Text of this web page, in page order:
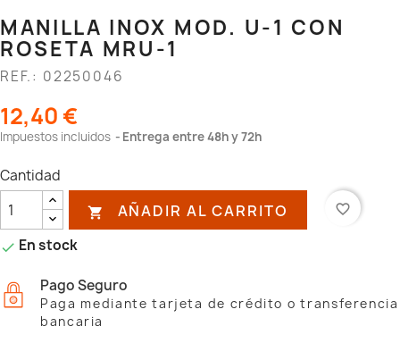
MANILLA INOX MOD. U-1 CON
ROSETA MRU-1
REF.: 02250046
12,40 €
Impuestos incluidos Entrega entre 48h y 72h
Cantidad
 AÑADIR AL CARRITO favorite_border
 En stock
Pago Seguro
Paga mediante tarjeta de crédito o transferencia
bancaria